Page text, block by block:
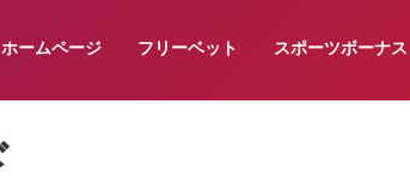
ホームページ フリーベット スポーツボーナス